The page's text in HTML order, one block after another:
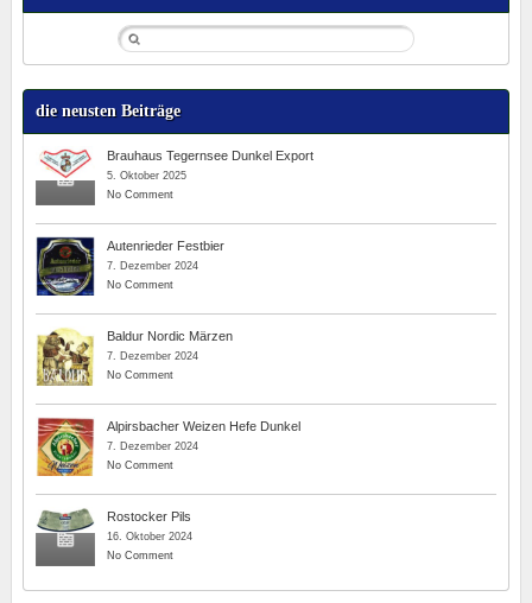
die neusten Beiträge
Brauhaus Tegernsee Dunkel Export
5. Oktober 2025
No Comment
Autenrieder Festbier
7. Dezember 2024
No Comment
Baldur Nordic Märzen
7. Dezember 2024
No Comment
Alpirsbacher Weizen Hefe Dunkel
7. Dezember 2024
No Comment
Rostocker Pils
16. Oktober 2024
No Comment